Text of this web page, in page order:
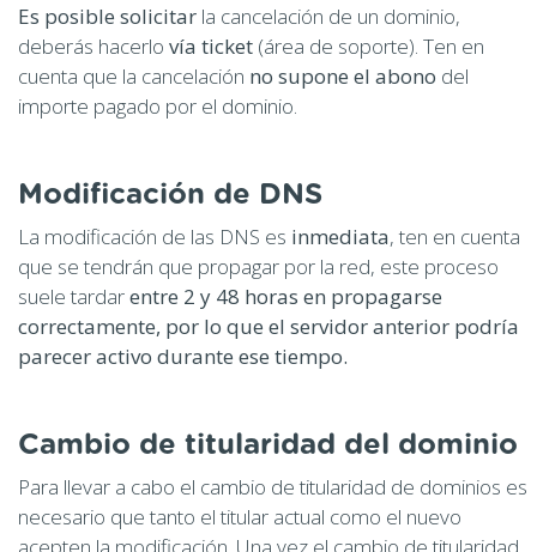
Es posible solicitar la cancelación de un dominio,
deberás hacerlo vía ticket (área de soporte). Ten en
cuenta que la cancelación no supone el abono del
importe pagado por el dominio.
Modificación de DNS
La modificación de las DNS es inmediata, ten en cuenta
que se tendrán que propagar por la red, este proceso
suele tardarentre 2 y 48 horas en propagarse
correctamente, por lo que el servidor anterior podría
parecer activo durante ese tiempo.
Cambio de titularidad del dominio
Para llevar a cabo el cambio de titularidad de dominios es
necesario que tanto el titular actual como el nuevo
acepten la modificación. Una vez el cambio de titularidad